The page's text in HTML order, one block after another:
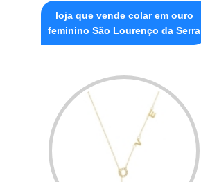
loja que vende colar em ouro
feminino São Lourenço da Serra